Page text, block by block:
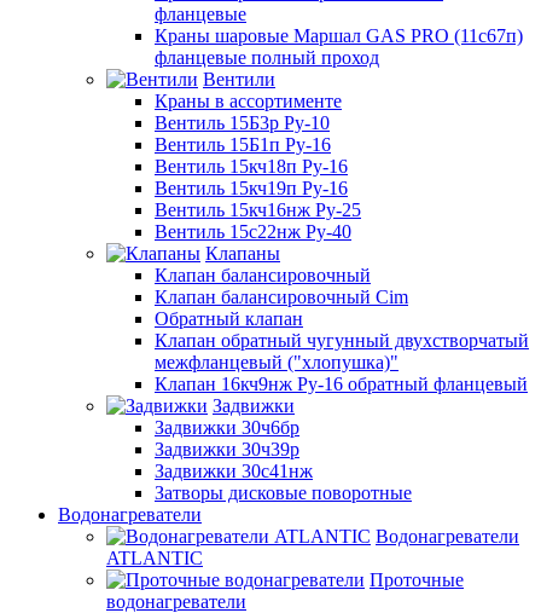
фланцевые
Краны шаровые Маршал GAS PRO (11с67п)
фланцевые полный проход
Вентили
Краны в ассортименте
Вентиль 15Б3р Ру-10
Вентиль 15Б1п Ру-16
Вентиль 15кч18п Ру-16
Вентиль 15кч19п Ру-16
Вентиль 15кч16нж Ру-25
Вентиль 15с22нж Ру-40
Клапаны
Клапан балансировочный
Клапан балансировочный Cim
Обратный клапан
Клапан обратный чугунный двухстворчатый
межфланцевый ("хлопушка)"
Клапан 16кч9нж Ру-16 обратный фланцевый
Задвижки
Задвижки 30ч6бр
Задвижки 30ч39р
Задвижки 30с41нж
Затворы дисковые поворотные
Водонагреватели
Водонагреватели
ATLANTIC
Проточные
водонагреватели